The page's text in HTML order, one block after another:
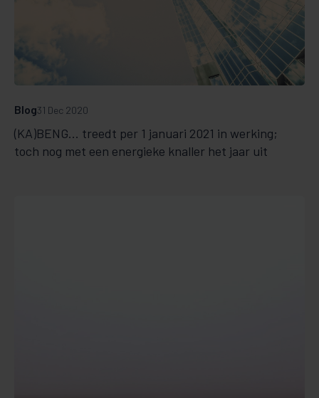
(KA)BENG... treedt per 1 januari 2021 in werking;
toch nog met een energieke knaller het jaar uit
Blog31 Dec 2020